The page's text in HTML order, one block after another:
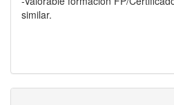
similar.